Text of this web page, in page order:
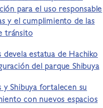
para el uso responsable
y el cumplimiento de las
tránsito
devela estatua de Hachiko
del parque Shibuya
y Shibuya fortalecen su
con nuevos espacios